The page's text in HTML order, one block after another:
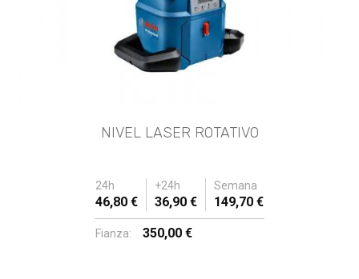
NIVEL LASER ROTATIVO
24h +24h Semana
46,80 € 36,90 € 149,70 €
Fianza: 350,00 €